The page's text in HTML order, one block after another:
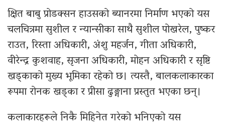
क्षित बाबु प्रोडक्सन हाउसको ब्यानरमा निर्माण भएको यस
चलचित्रमा सुशील र न्यान्सीका साथै सुशील पोखरेल, पुष्कर
राउत, रिस्ता अधिकारी, अंशु महर्जन, गीता अधिकारी,
वीरेन्द्र कुशवाह, सृजना अधिकारी, मोहन अधिकारी र सृष्टि
खड्काको मुख्य भूमिका रहेको छ। त्यस्तै, बालकलाकारका
रूपमा रोनक खड्का र प्रीसा ढुङ्गाना प्रस्तुत भएका छन्।
कलाकारहरूले निकै मिहिनेत गरेको भनिएको यस